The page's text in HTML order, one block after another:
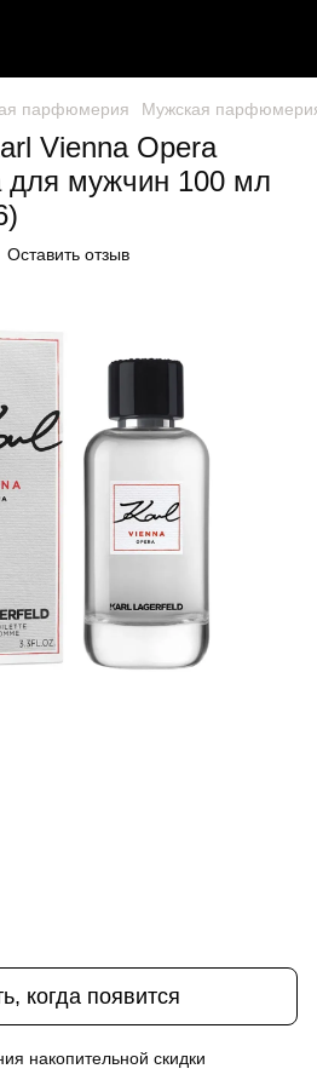
парфюмерия Мужская
Vienna Opera
для мужчин 100 мл
Оставить отзыв
когда появится
накопительной скидки